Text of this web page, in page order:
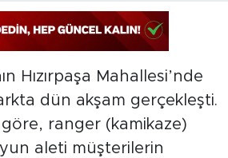
Hızırpaşa Mahallesi’nde
dün akşam gerçekleşti.
ranger (kamikaze)
aleti müşterilerin